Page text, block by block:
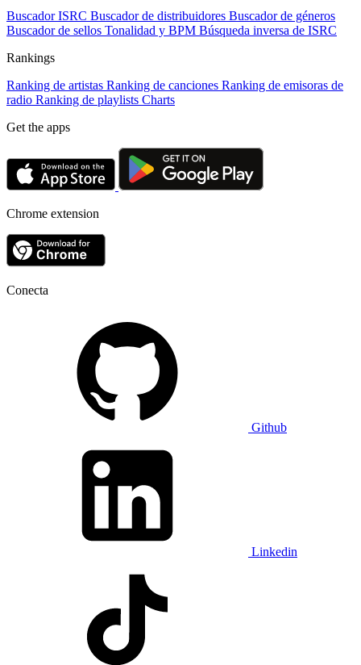
Buscador ISRC Buscador de distribuidores Buscador de géneros
Buscador de sellos Tonalidad y BPM Búsqueda inversa de ISRC
Rankings
Ranking de artistas Ranking de canciones Ranking de emisoras de
radio Ranking de playlists Charts
Get the apps
Chrome extension
Conecta
Github
Linkedin